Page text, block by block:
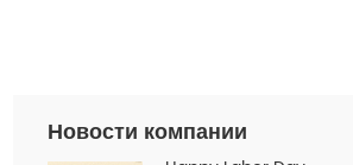
Новости компании